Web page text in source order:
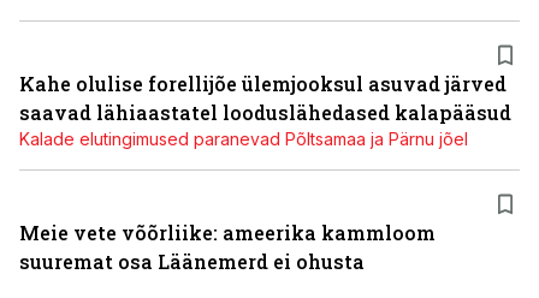
Kahe olulise forellijõe ülemjooksul asuvad järved
saavad lähiaastatel looduslähedased kalapääsud
Kalade elutingimused paranevad Põltsamaa ja Pärnu jõel
Meie vete võõrliike: ameerika kammloom
suuremat osa Läänemerd ei ohusta